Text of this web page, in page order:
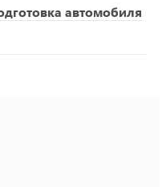
автомобиля